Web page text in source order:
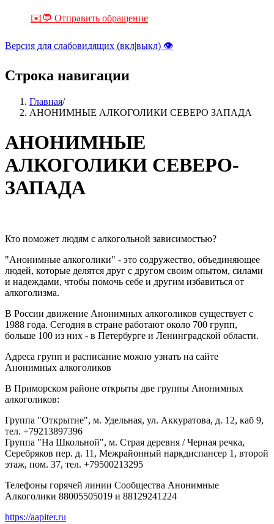
✉️💬 Отправить обращение
Версия для слабовидящих (вкл|выкл) 👁
Строка навигации
Главная/
АНОНИМНЫЕ АЛКОГОЛИКИ СЕВЕРО ЗАПАДА
АНОНИМНЫЕ
АЛКОГОЛИКИ СЕВЕРО-
ЗАПАДА
Кто поможет людям с алкогольной зависимостью?
"Анонимные алкоголики" - это содружество, объединяющее
людей, которые делятся друг с другом своим опытом, силами
и надеждами, чтобы помочь себе и другим избавиться от
алкоголизма.
В России движение Анонимных алкоголиков существует с
1988 года. Сегодня в стране работают около 700 групп,
больше 100 из них - в Петербурге и Ленинградской области.
Адреса групп и расписание можно узнать на сайте
Анонимных алкоголиков
В Приморском районе открыты две группы Анонимных
алкоголиков:
Группа "Открытие", м. Удельная, ул. Аккуратова, д. 12, каб 9,
тел. +79213897396
Группа "На Школьной", м. Страя деревня / Черная речка,
Серебряков пер. д. 11, Межрайонный наркдиспансер 1, второй
этаж, пом. 37, тел. +79500213295
Телефоны горячей линии Сообщества Анонимные
Алкоголики 88005505019 и 88129241224
https://aapiter.ru